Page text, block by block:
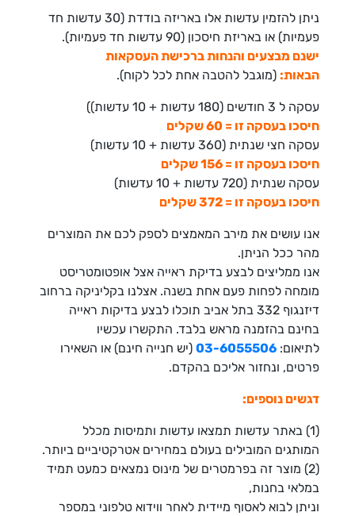
Day
180pck
ניתן להזמין עדשות אלו באריזה בודדת (30 עדשות חד
פעמיות) או באריזת חיסכון (90 עדשות חד פעמיות).
ישנם מבצעים והנחות ברכישת העסקאות
הבאות: (מוגבל להטבה אחת לכל לקוח).
עסקה ל 3 חודשים (180 עדשות + 10 עדשות))
חיסכו בעסקה זו = 60 שקלים
עסקה חצי שנתית (360 עדשות + 10 עדשות)
חיסכו בעסקה זו = 156 שקלים
עסקה שנתית (720 עדשות + 10 עדשות)
חיסכו בעסקה זו = 372 שקלים
אנו עושים את מירב המאמצים לספק לכם את המוצרים
מהר ככל הניתן.
אנו ממליצים לבצע בדיקת ראייה אצל אופטומטריסט
מומחה לפחות פעם אחת בשנה. אצלנו בקליניקה ברחוב
דיזנגוף 332 בתל אביב תוכלו לבצע בדיקות ראייה
בחינם בהזמנה מראש בלבד. התקשרו עכשיו
לתיאום: 03-6055506 (יש חנייה חינם) או השאירו
פרטים, ונחזור אליכם בהקדם.
דגשים נוספים:
(1) באתר עדשות תמצאו עדשות ותמיסות מכלל
המותגים המובילים בעולם במחירים אטרקטיביים ביותר.
(2) מוצר זה בפרמטרים של מינוס נמצאים כמעט תמיד
במלאי בחנות,
וניתן לבוא לאסוף מיידית לאחר ווידוא טלפוני במספר